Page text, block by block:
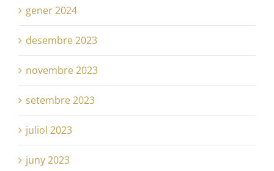
gener 2024
desembre 2023
novembre 2023
setembre 2023
juliol 2023
juny 2023